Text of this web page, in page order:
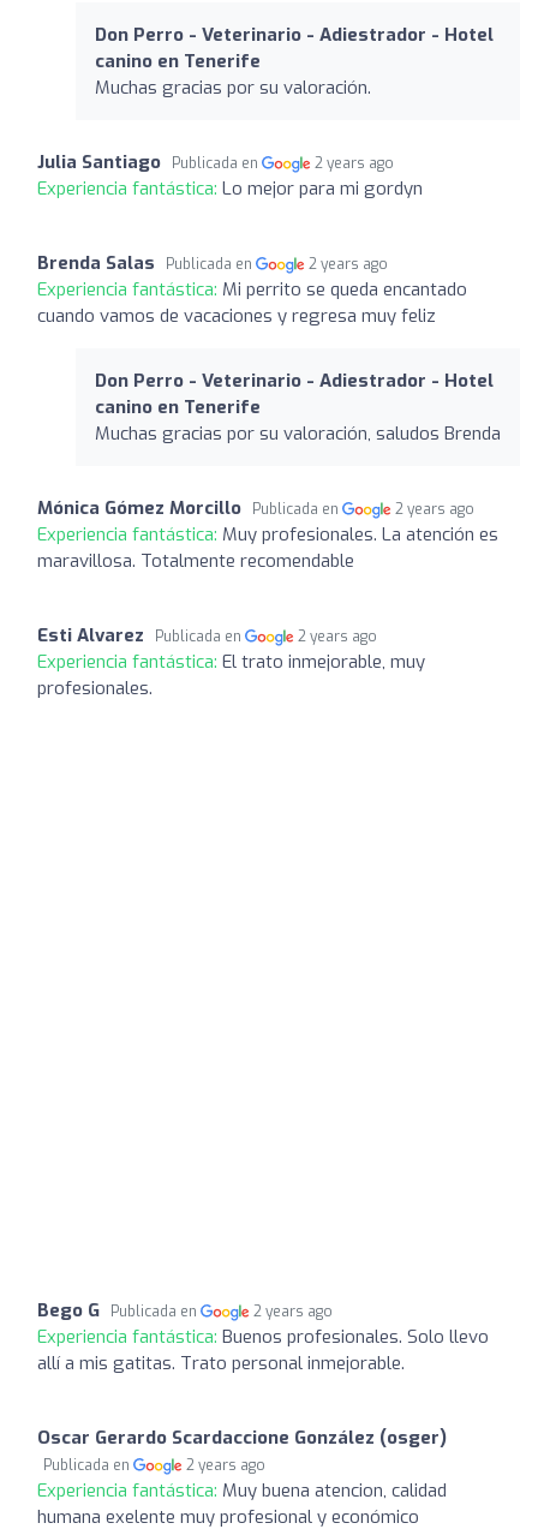
Don Perro - Veterinario - Adiestrador - Hotel
canino en Tenerife
Muchas gracias por su valoración.
Julia Santiago Publicada en 2 years ago
Experiencia fantástica: Lo mejor para mi gordyn
Brenda Salas Publicada en 2 years ago
Experiencia fantástica: Mi perrito se queda encantado
cuando vamos de vacaciones y regresa muy feliz
Don Perro - Veterinario - Adiestrador - Hotel
canino en Tenerife
Muchas gracias por su valoración, saludos Brenda
Mónica Gómez Morcillo Publicada en 2 years ago
Experiencia fantástica: Muy profesionales. La atención es
maravillosa. Totalmente recomendable
Esti Alvarez Publicada en 2 years ago
Experiencia fantástica: El trato inmejorable, muy
profesionales.
Bego G Publicada en 2 years ago
Experiencia fantástica: Buenos profesionales. Solo llevo
allí a mis gatitas. Trato personal inmejorable.
Oscar Gerardo Scardaccione González (osger)
Publicada en 2 years ago
Experiencia fantástica: Muy buena atencion, calidad
humana exelente muy profesional y económico